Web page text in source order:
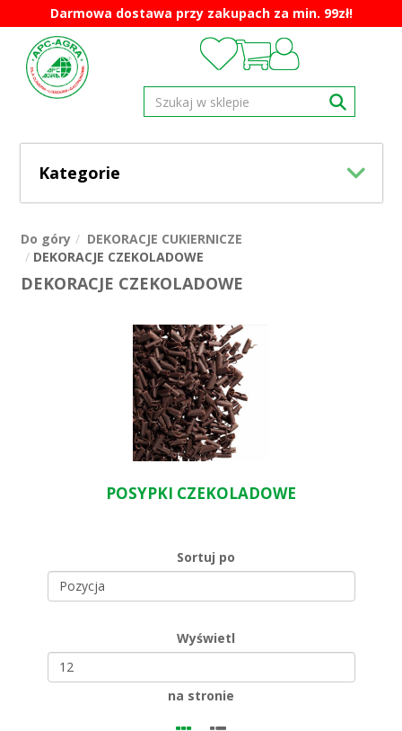
Darmowa dostawa przy zakupach za min. 99zł!
Kategorie
Do góry
DEKORACJE CUKIERNICZE
DEKORACJE CZEKOLADOWE
DEKORACJE CZEKOLADOWE
POSYPKI CZEKOLADOWE
Sortuj po
Wyświetl
na stronie